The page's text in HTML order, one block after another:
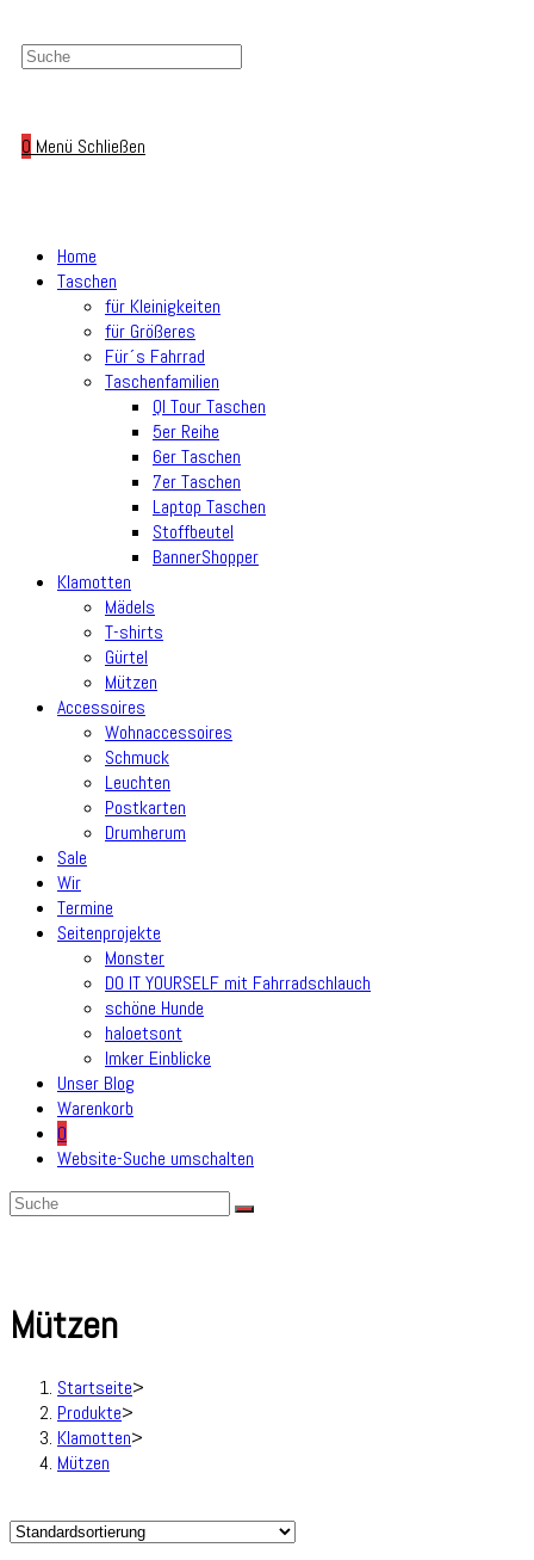
0 Menü Schließen
Home
Taschen
für Kleinigkeiten
für Größeres
Für´s Fahrrad
Taschenfamilien
Ql Tour Taschen
5er Reihe
6er Taschen
7er Taschen
Laptop Taschen
Stoffbeutel
BannerShopper
Klamotten
Mädels
T-shirts
Gürtel
Mützen
Accessoires
Wohnaccessoires
Schmuck
Leuchten
Postkarten
Drumherum
Sale
Wir
Termine
Seitenprojekte
Monster
DO IT YOURSELF mit Fahrradschlauch
schöne Hunde
haloetsont
Imker Einblicke
Unser Blog
Warenkorb
0
Website-Suche umschalten
Mützen
Startseite>
Produkte>
Klamotten>
Mützen